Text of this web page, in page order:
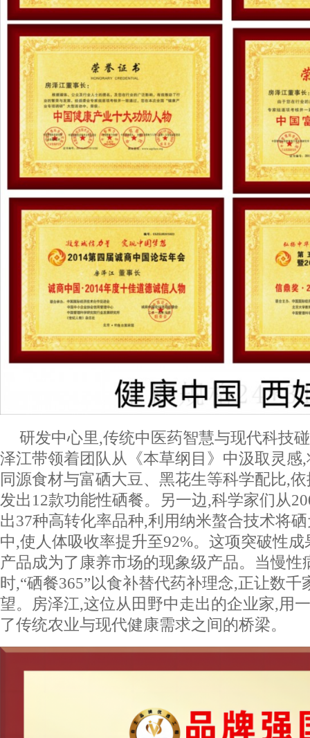
研发中心里,传统中医药智慧与现代科技
泽江带领着团队从《本草纲目》中汲取灵感
同源食材与富硒大豆、黑花生等科学配比,
发出12款功能性硒餐。另一边,科学家们从
出37种高转化率品种,利用纳米螯合技术将
中,使人体吸收率提升至92%。这项突破性成
产品成为了康养市场的现象级产品。当慢性
时,“硒餐365”以食补替代药补理念,正让数千
望。房泽江,这位从田野中走出的企业家,用
了传统农业与现代健康需求之间的桥梁。